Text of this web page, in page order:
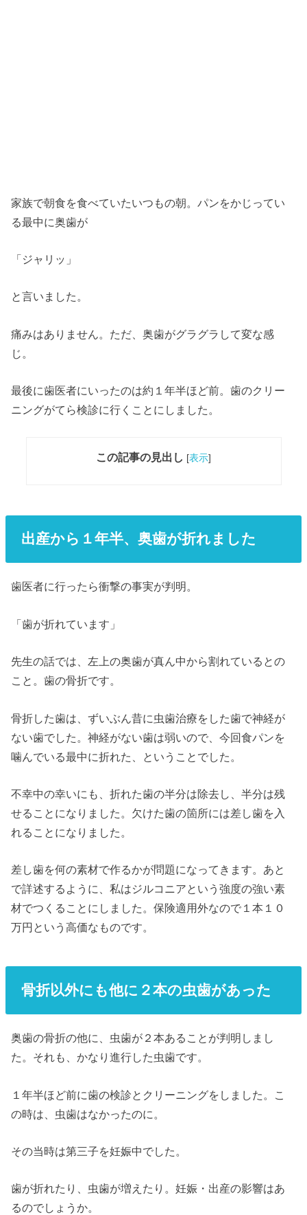
家族で朝食を食べていたいつもの朝。パンをかじってい
る最中に奥歯が
「ジャリッ」
と言いました。
痛みはありません。ただ、奥歯がグラグラして変な感
じ。
最後に歯医者にいったのは約１年半ほど前。歯のクリー
ニングがてら検診に行くことにしました。
この記事の見出し [表示]
出産から１年半、奥歯が折れました
歯医者に行ったら衝撃の事実が判明。
「歯が折れています」
先生の話では、左上の奥歯が真ん中から割れているとの
こと。歯の骨折です。
骨折した歯は、ずいぶん昔に虫歯治療をした歯で神経が
ない歯でした。神経がない歯は弱いので、今回食パンを
噛んでいる最中に折れた、ということでした。
不幸中の幸いにも、折れた歯の半分は除去し、半分は残
せることになりました。欠けた歯の箇所には差し歯を入
れることになりました。
差し歯を何の素材で作るかが問題になってきます。あと
で詳述するように、私はジルコニアという強度の強い素
材でつくることにしました。保険適用外なので１本１０
万円という高価なものです。
骨折以外にも他に２本の虫歯があった
奥歯の骨折の他に、虫歯が２本あることが判明しまし
た。それも、かなり進行した虫歯です。
１年半ほど前に歯の検診とクリーニングをしました。こ
の時は、虫歯はなかったのに。
その当時は第三子を妊娠中でした。
歯が折れたり、虫歯が増えたり。妊娠・出産の影響はあ
るのでしょうか。